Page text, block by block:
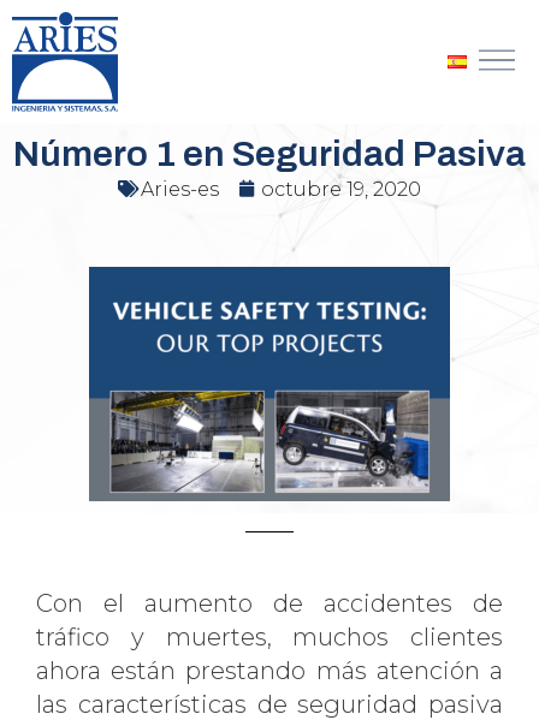
Ir
al
contenido
Número 1 en Seguridad Pasiva
Aries-es octubre 19, 2020
Con el aumento de accidentes de
tráfico y muertes, muchos clientes
ahora están prestando más atención a
las características de seguridad pasiva